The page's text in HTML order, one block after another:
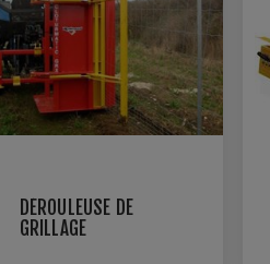
DÉROULEUSE DE
GRILLAGE